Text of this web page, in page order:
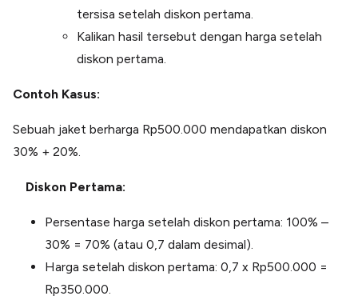
tersisa setelah diskon pertama.
Kalikan hasil tersebut dengan harga setelah
diskon pertama.
Contoh Kasus:
Sebuah jaket berharga Rp500.000 mendapatkan diskon
30% + 20%.
Diskon Pertama:
Persentase harga setelah diskon pertama: 100% –
30% = 70% (atau 0,7 dalam desimal).
Harga setelah diskon pertama: 0,7 x Rp500.000 =
Rp350.000.